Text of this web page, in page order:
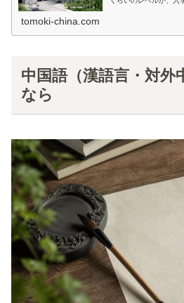
tomoki-china.com
中国語（漢語言・対外
なら